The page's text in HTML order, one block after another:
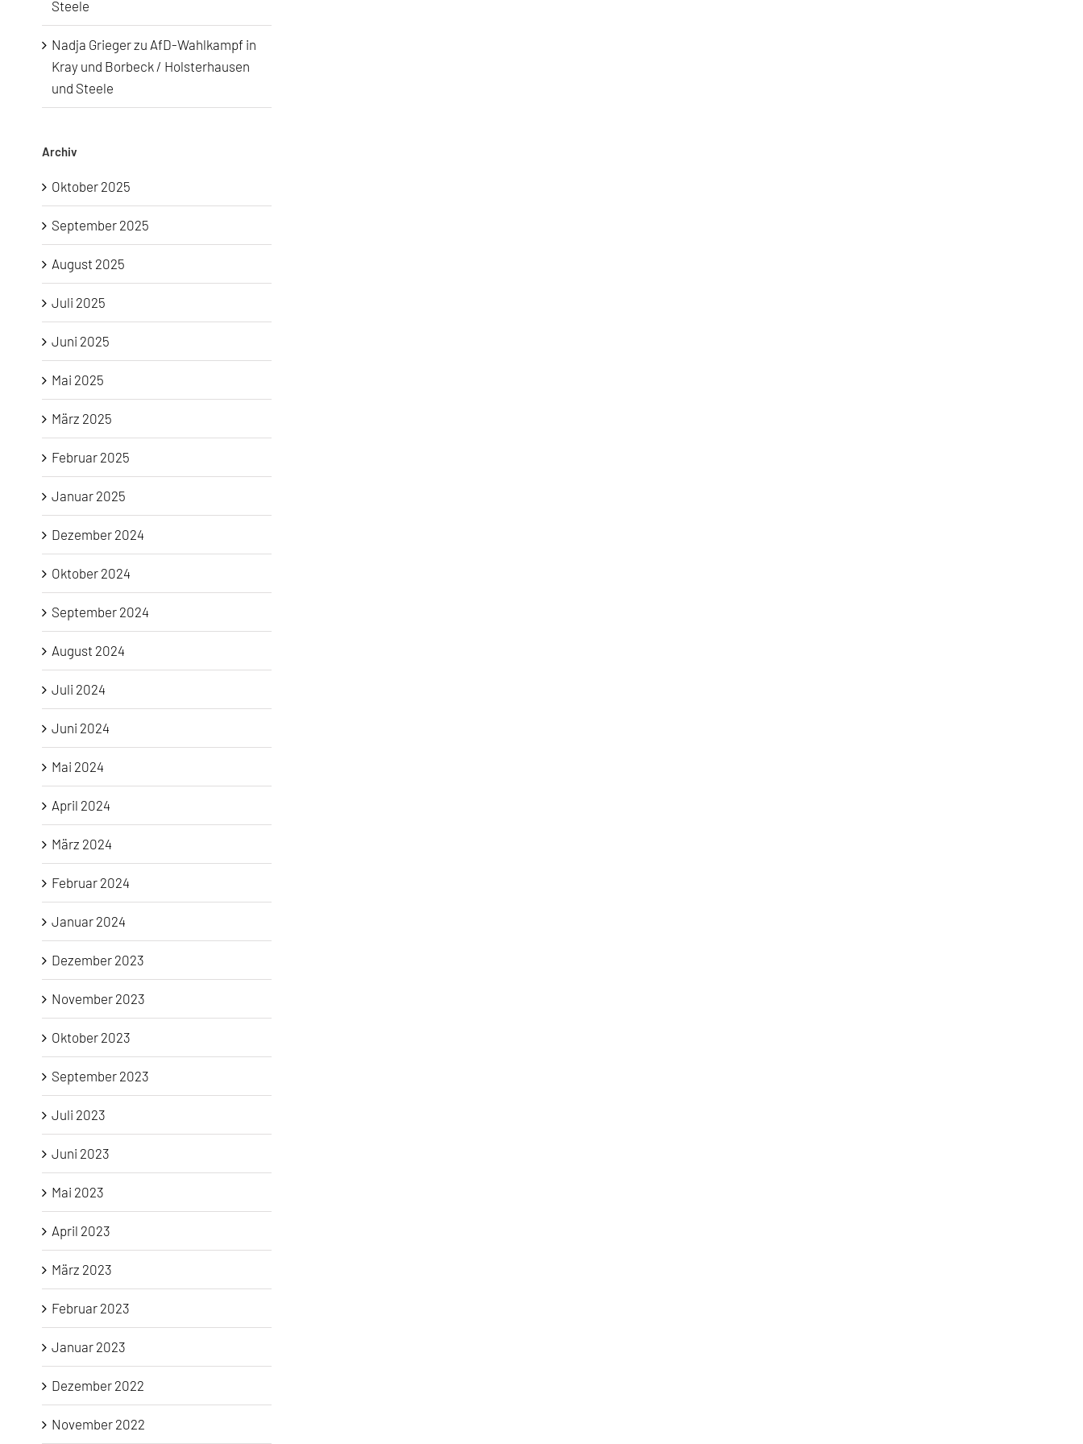
Steele
Nadja Griegerzu AfD-Wahlkampf in
Kray und Borbeck / Holsterhausen
und Steele
Archiv
Oktober 2025
September 2025
August 2025
Juli 2025
Juni 2025
Mai 2025
März 2025
Februar 2025
Januar 2025
Dezember 2024
Oktober 2024
September 2024
August 2024
Juli 2024
Juni 2024
Mai 2024
April 2024
März 2024
Februar 2024
Januar 2024
Dezember 2023
November 2023
Oktober 2023
September 2023
Juli 2023
Juni 2023
Mai 2023
April 2023
März 2023
Februar 2023
Januar 2023
Dezember 2022
November 2022